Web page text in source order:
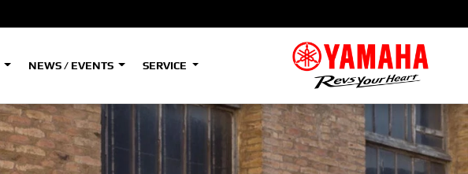
Tenere
700
Tenere
700
Tenere
NEWS / EVENTS SERVICE